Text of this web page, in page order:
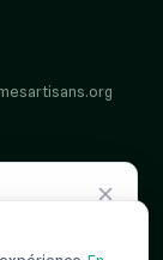
projet. C'est